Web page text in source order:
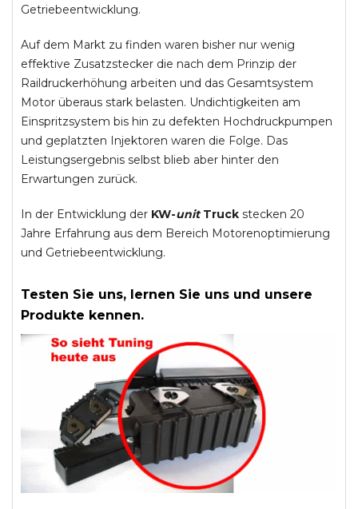
Getriebeentwicklung.
Auf dem Markt zu finden waren bisher nur wenig
effektive Zusatzstecker die nach dem Prinzip der
Raildruckerhöhung arbeiten und das Gesamtsystem
Motor überaus stark belasten. Undichtigkeiten am
Einspritzsystem bis hin zu defekten Hochdruckpumpen
und geplatzten Injektoren waren die Folge. Das
Leistungsergebnis selbst blieb aber hinter den
Erwartungen zurück.
In der Entwicklung der KW-unitTruck stecken 20
Jahre Erfahrung aus dem Bereich Motorenoptimierung
und Getriebeentwicklung.
Testen Sie uns, lernen Sie uns und unsere
Produkte kennen.